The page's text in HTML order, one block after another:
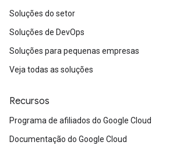
Soluções do setor
Soluções de DevOps
Soluções para pequenas empresas
Veja todas as soluções
Recursos
Programa de afiliados do Google Cloud
Documentação do Google Cloud